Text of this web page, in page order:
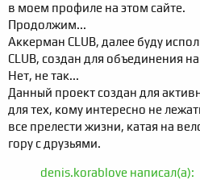
в моем профиле на этом сайте.
Продолжим...
Аккерман CLUB, далее буду
CLUB, создан для объединения
Нет, не так...
Данный проект создан для
для тех, кому интересно не
все прелести жизни, катая на
гору с друзьями.
denis.korablove написал(а):